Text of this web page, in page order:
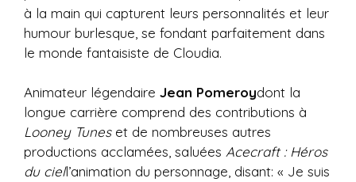
à la main qui capturent leurs personnalités et leur
humour burlesque, se fondant parfaitement dans
le monde fantaisiste de Cloudia.
Animateur légendaire Jean Pomeroydont la
longue carrière comprend des contributions à
Looney Tunes et de nombreuses autres
productions acclamées, saluées Acecraft : Héros
du ciell’animation du personnage, disant: « Je suis